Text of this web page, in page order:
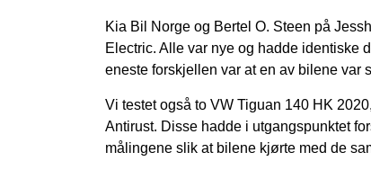
Kia Bil Norge og Bertel O. Steen på
Electric. Alle var nye og hadde identiske
eneste forskjellen var at en av bilene var
Vi testet også to VW Tiguan 140 HK
Antirust. Disse hadde i utgangspunktet
målingene slik at bilene kjørte med de